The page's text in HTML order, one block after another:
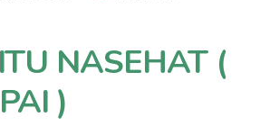
NASEHAT (
)